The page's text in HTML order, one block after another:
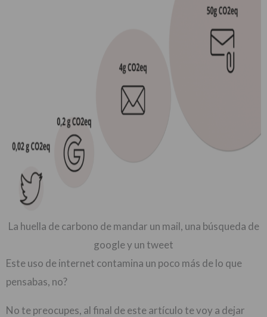
La huella de carbono de mandar un mail, una búsqueda de
google y un tweet
Este uso de internet contamina un poco más de lo que
pensabas, no?
No te preocupes, al final de este artículo te voy a dejar